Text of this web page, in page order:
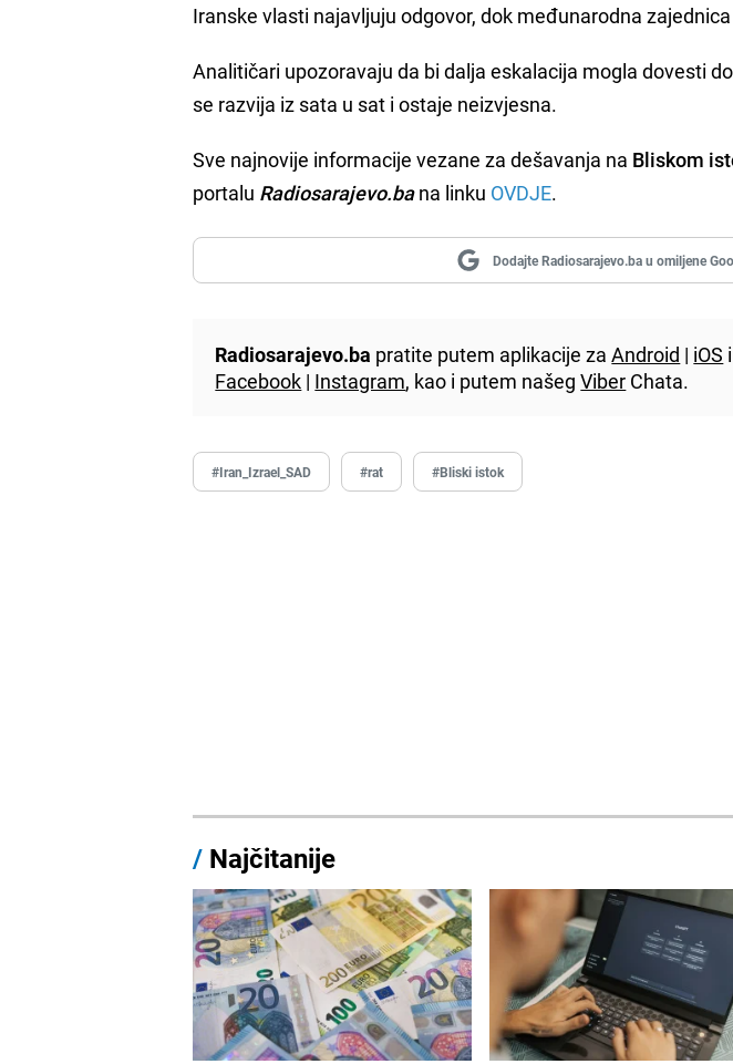
Iranske vlasti najavljuju odgovor, dok međunarodna
Analitičari upozoravaju da bi dalja eskalacija mogla dovesti
se razvija iz sata u sat i ostaje neizvjesna.
Sve najnovije informacije vezane za dešavanja na Bliskom
portalu Radiosarajevo.bana linku OVDJE.
Dodajte Radiosarajevo.ba u omiljene
Radiosarajevo.ba pratite putem aplikacije zaAndroid | iOS
Facebook | Instagram, kao i putem našegViber Chata.
#Iran_Izrael_SAD #rat #Bliski istok
/ Najčitanije